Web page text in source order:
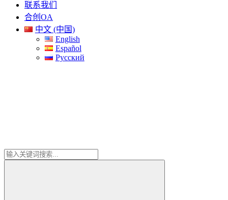
联系我们
合创OA
中文 (中国)
English
Español
Русский